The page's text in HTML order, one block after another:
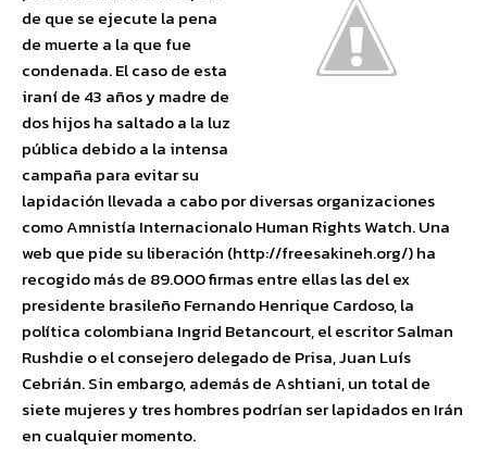
de que se ejecute la pena
de muerte a la que fue
condenada. El caso de esta
iraní de 43 años y madre de
dos hijos ha saltado a la luz
pública debido a la intensa
campaña para evitar su
lapidación llevada a cabo por diversas organizaciones
como Amnistía Internacionalo Human Rights Watch. Una
web que pide su liberación (http://freesakineh.org/) ha
recogido más de 89.000 firmas entre ellas las del ex
presidente brasileño Fernando Henrique Cardoso, la
política colombiana Ingrid Betancourt, el escritor Salman
Rushdie o el consejero delegado de Prisa, Juan Luís
Cebrián. Sin embargo, además de Ashtiani, un total de
siete mujeres y tres hombres podrían ser lapidados en Irán
en cualquier momento.